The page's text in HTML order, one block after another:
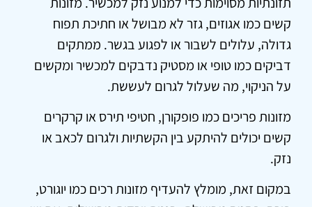
קשים כמו אגוזים, גזר לא מבושל או חתיכת תפוח
גדולה, עלולים לשבור או לפגוע בגשר. ממתקים
דביקים כמו טופי או מסטיק נדבקים למכשיר ומקשים
על הניקוי, מה שעלול לגרום לעששת.
מזונות פריכים כמו פופקורן, חטיפי תירס או קרקרים
קשים יכולים להיתקע בין הקשתיות ולגרום לכאב או
נזק.
במקום זאת, מומלץ להעדיף מזונות רכים כמו יוגורט,